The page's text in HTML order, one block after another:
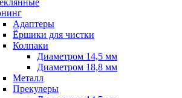
Адаптеры
Ёршики для чистки
Колпаки
Диаметром 14,5 мм
Диаметром 18,8 мм
Металл
Прекулеры